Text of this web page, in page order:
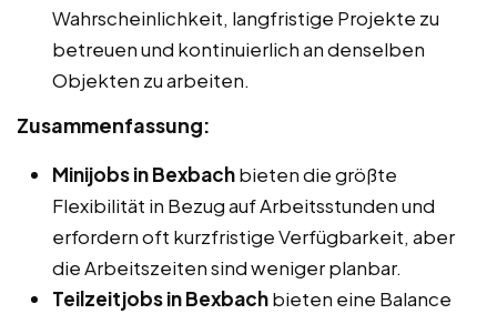
Wahrscheinlichkeit, langfristige Projekte zu
betreuen und kontinuierlich an denselben
Objekten zu arbeiten.
Zusammenfassung:
Minijobs in Bexbachbieten die größte
Flexibilität in Bezug auf Arbeitsstunden und
erfordern oft kurzfristige Verfügbarkeit, aber
die Arbeitszeiten sind weniger planbar.
Teilzeitjobs in Bexbachbieten eine Balance